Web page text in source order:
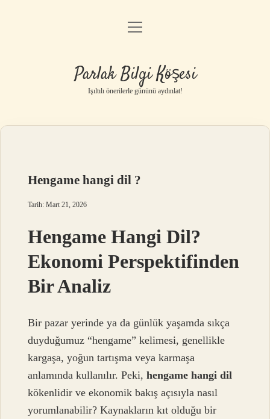
Anasayfa
Yasal Uyarı
menüyü
Parlak Bilgi Köşesi
Işıltılı önerilerle gününü aydınlat!
Hengame hangi dil ?
Tarih: Mart 21, 2026
Hengame Hangi Dil?
Ekonomi Perspektifinden
Bir Analiz
Bir pazar yerinde ya da günlük yaşamda sıkça
duyduğumuz “hengame” kelimesi, genellikle
kargaşa, yoğun tartışma veya karmaşa
anlamında kullanılır. Peki,hengame hangi dil
kökenlidir ve ekonomik bakış açısıyla nasıl
yorumlanabilir? Kaynakların kıt olduğu bir